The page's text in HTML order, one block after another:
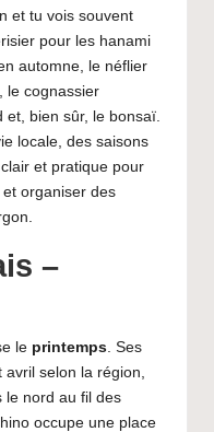
et tu vois souvent
pour les hanami
automne, le néflier
le cognassier
bien sûr, le bonsaï.
locale, des saisons
et pratique pour
organiser des
–
le printemps . Ses
selon la région,
le nord au fil des
occupe une place